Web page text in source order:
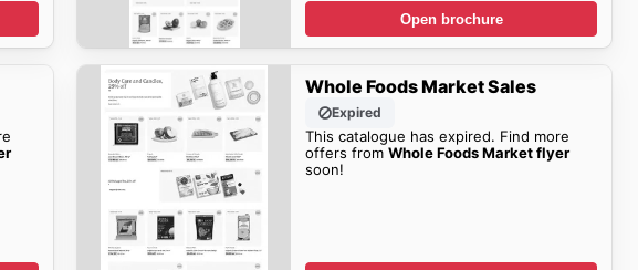
Open brochure
Whole Foods Market Sales
Expired
This catalogue has expired. Find more
offers fromWhole Foods Market flyer
soon!